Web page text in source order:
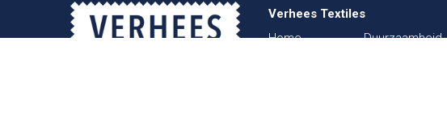
Verhees Textiles
Home
Duurzaamheid